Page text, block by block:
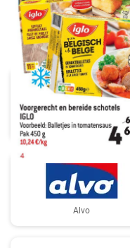
Albert Heijn
Alvo